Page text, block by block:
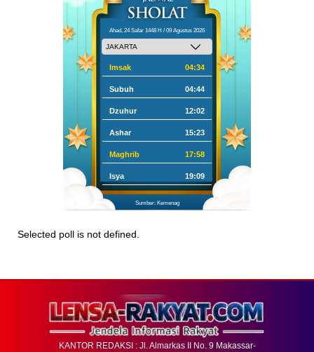
Ahad, 24 Safar 1448 H / 09 Agustus 2026
Imsak 04:34
Subuh 04:44
Dzuhur 12:02
Ashar 15:23
Maghrib 17:58
Isya 19:09
Sumber: Kemenag
Selected poll is not defined.
KANTOR REDAKSI : Jl. Almarkas II No. 9 Makassar-